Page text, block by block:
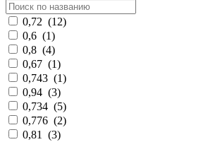
0,72 (12)
0,6 (1)
0,8 (4)
0,67 (1)
0,743 (1)
0,94 (3)
0,734 (5)
0,776 (2)
0,81
(3)